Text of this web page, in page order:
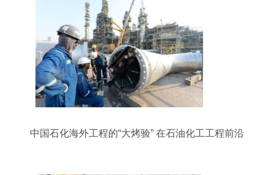
中国石化海外工程的“大烤验” 在石油化工工程前沿